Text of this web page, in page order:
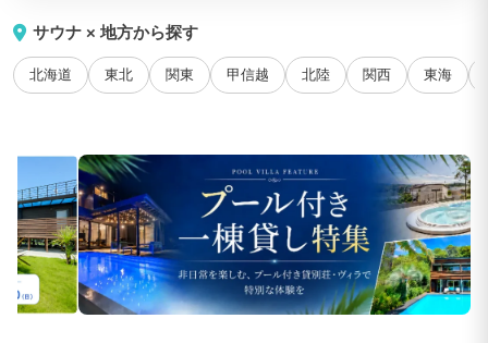
サウナ × 地方から探す
北海道 東北 関東 甲信越 北陸 関西 東海